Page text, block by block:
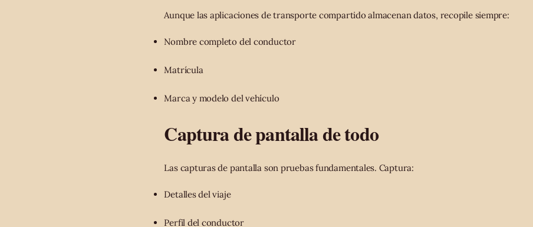
Aunque las aplicaciones de transporte compartido almacenan datos, recopile siempre:
Nombre completo del conductor
Matrícula
Marca y modelo del vehículo
Captura de pantalla de todo
Las capturas de pantalla son pruebas fundamentales. Captura:
Detalles del viaje
Perfil del conductor